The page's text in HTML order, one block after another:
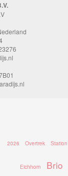
2026 Overtrek Station
Eichhorn Brio